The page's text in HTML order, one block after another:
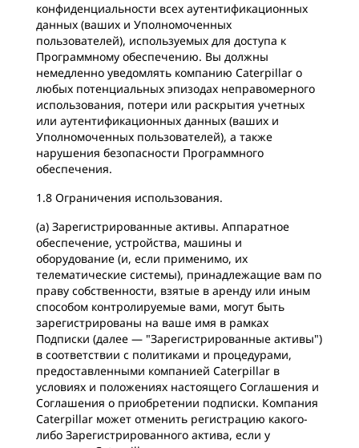
конфиденциальности всех аутентификационных
данных (ваших и Уполномоченных
пользователей), используемых для доступа к
Программному обеспечению. Вы должны
немедленно уведомлять компанию Caterpillar о
любых потенциальных эпизодах неправомерного
использования, потери или раскрытия учетных
или аутентификационных данных (ваших и
Уполномоченных пользователей), а также
нарушения безопасности Программного
обеспечения.
1.8 Ограничения использования.
(a) Зарегистрированные активы. Аппаратное
обеспечение, устройства, машины и
оборудование (и, если применимо, их
телематические системы), принадлежащие вам по
праву собственности, взятые в аренду или иным
способом контролируемые вами, могут быть
зарегистрированы на ваше имя в рамках
Подписки (далее — "Зарегистрированные активы")
в соответствии с политиками и процедурами,
предоставленными компанией Caterpillar в
условиях и положениях настоящего Соглашения и
Соглашения о приобретении подписки. Компания
Caterpillar может отменить регистрацию какого-
либо Зарегистрированного актива, если у